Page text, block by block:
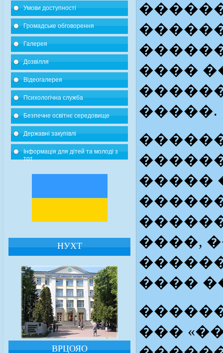
Умови доступності
Громадське обговорення
Галерея
Дозвілля
Відеогалерея
Психологічна служба
Безпечне освітнє середовище
Державні закупівлі
Інформація для дітей та молоді з
тот
НУХТ
ВРЦОЯО
����
�����.
�����
����,
����
���